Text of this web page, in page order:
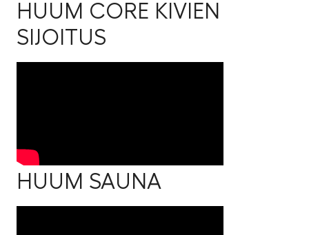
HUUM CORE KIVIEN
SIJOITUS
HUUM SAUNA